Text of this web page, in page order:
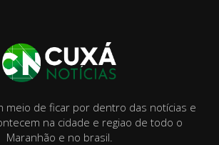
meio de ficar por dentro das notícias e
na cidade e regiao de todo o
Maranhão e no brasil.